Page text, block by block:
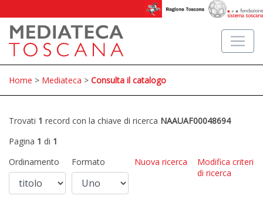
Home > Mediateca > Consulta il catalogo
Trovati 1 record con la chiave di ricerca NAAUAF00048694
Pagina 1 di 1
Ordinamento
Formato Nuova ricerca
Modifica criteri
di ricerca